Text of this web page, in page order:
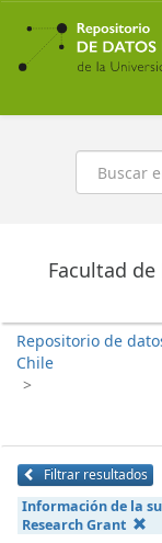
Ir
contenido
principal
Buscar
Facultad
Repositorio de
Chile
>
Filtrar resultados
Información de la
Research Grant